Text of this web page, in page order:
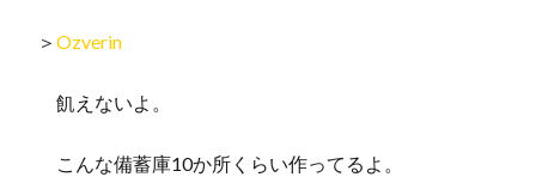
＞ Ozverin
飢えないよ。
こんな備蓄庫10か所くらい作ってるよ。